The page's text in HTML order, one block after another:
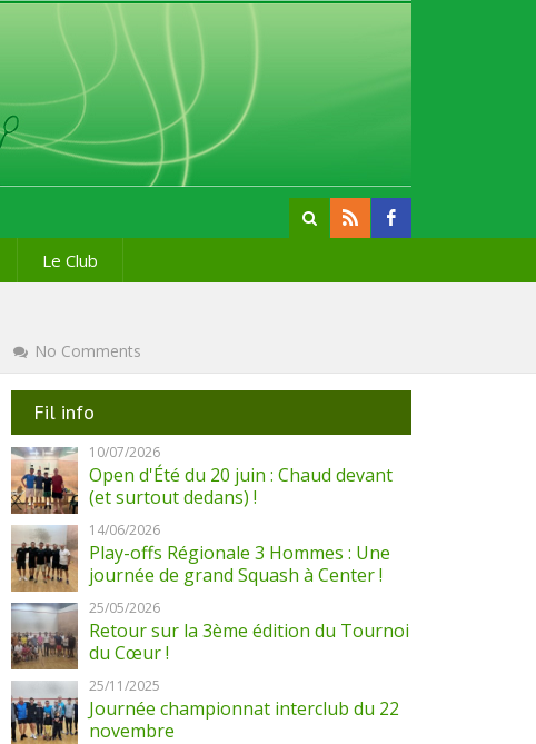
Le Club
No Comments
Fil info
10/07/2026
Open d'Été du 20 juin : Chaud devant
(et surtout dedans) !
14/06/2026
Play-offs Régionale 3 Hommes : Une
journée de grand Squash à Center !
25/05/2026
Retour sur la 3ème édition du Tournoi
du Cœur !
25/11/2025
Journée championnat interclub du 22
novembre